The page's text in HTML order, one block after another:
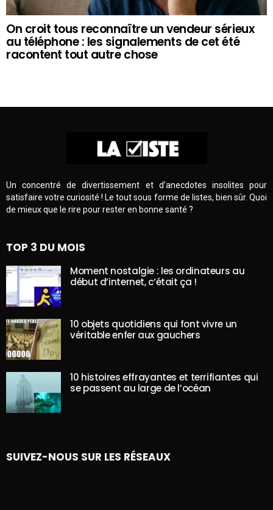
On croit tous reconnaître un vendeur sérieux
au téléphone : les signalements de cet été
racontent tout autre chose
Un concentré de divertissement et d’anecdotes insolites pour
satisfaire votre curiosité ! Le tout sous forme de listes, bien sûr. Quoi
de mieux que le rire pour rester en bonne santé ?
TOP 3 DU MOIS
Moment nostalgie : les ordinateurs au
début d’internet, c’était ça !
10 objets quotidiens qui font vivre un
véritable enfer aux gauchers
10 histoires effrayantes et terrifiantes qui
se passent au large de l’océan
SUIVEZ-NOUS SUR LES RÉSEAUX